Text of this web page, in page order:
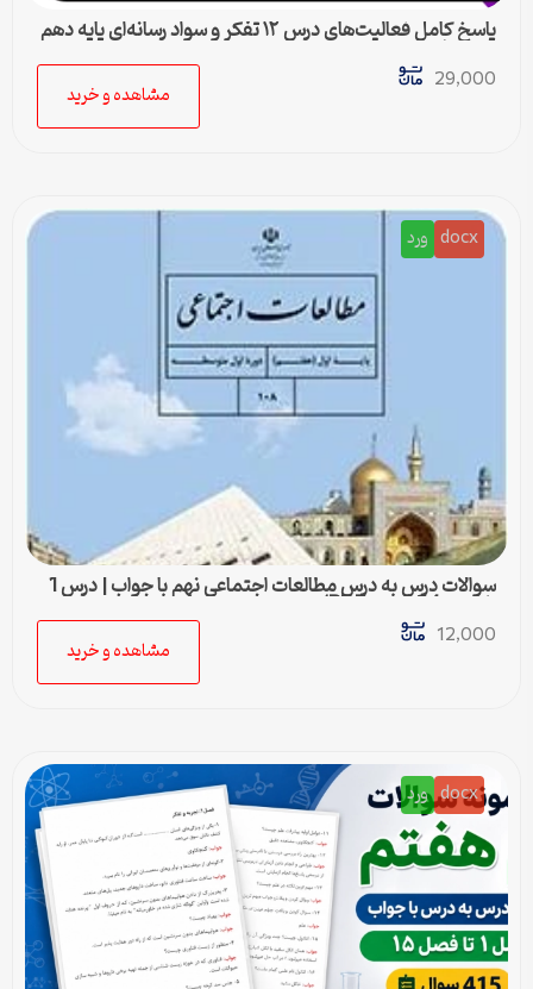
پاسخ کامل فعالیت‌های درس ۱۲ تفکر و سواد رسانه‌ای پایه دهم
متوسطه دوم
29,000
مشاهده و خرید
docx ورد
سوالات درس به درس مطالعات اجتماعی نهم با جواب | درس 1
تا درس 24 (ورد و PDF)
12,000
مشاهده و خرید
docx ورد